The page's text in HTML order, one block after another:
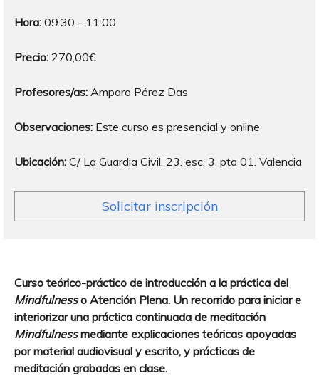
Hora: 09:30 - 11:00
Precio: 270,00€
Profesores/as: Amparo Pérez Das
Observaciones: Este curso es presencial y online
Ubicación: C/ La Guardia Civil, 23. esc, 3, pta 01. Valencia
Solicitar inscripción
Curso teórico-práctico de introducción a la práctica del
Mindfulnesso Atención Plena. Un recorrido para iniciar e
interiorizar una práctica continuada de meditación
Mindfulnessmediante explicaciones teóricas apoyadas
por material audiovisual y escrito, y prácticas de
meditación grabadas en clase.